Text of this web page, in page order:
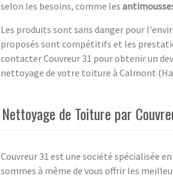
selon les besoins, comme les
Les produits sont sans danger pour
proposés sont compétitifs et les
contacter Couvreur 31 pour obtenir un
nettoyage de votre toiture à Calmont
Nettoyage de Toiture par
Couvreur 31 est une société spécialisée
sommes à même de vous offrir les